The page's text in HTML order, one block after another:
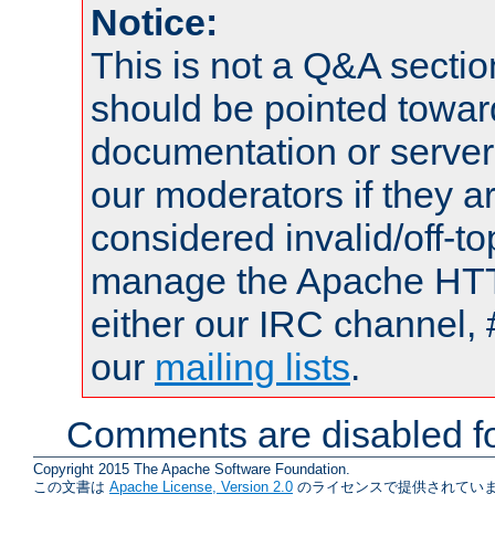
Notice:
This is not a Q&A
should be pointed
documentation or
our moderators if they
considered invalid/off-
manage the Apache
either our IRC channel,
our mailing lists.
Comments are disabled
Copyright 2015 The Apache Software Foundation.
この文書は Apache License, Version 2.0 のライセンスで提供されてい